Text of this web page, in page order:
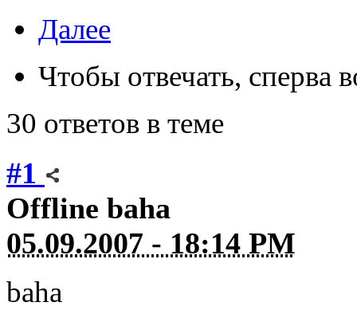
Далее
Чтобы отвечать, сперва
30 ответов в теме
#1
Offline baha
05.09.2007 - 18:14 PM
baha